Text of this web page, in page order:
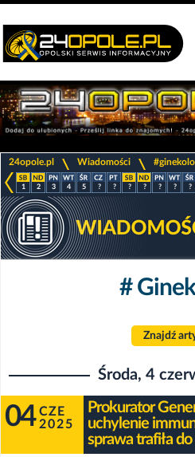
24opole.pl Wiadomości
1 2 3 4 5 ? ? ? ? ? ? ?
#
Znajdź
Środa, 4
04 CZE
2025
Prokurator
uchylenie
sprawa trafiła do